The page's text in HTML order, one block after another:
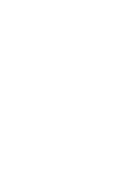
de recursos